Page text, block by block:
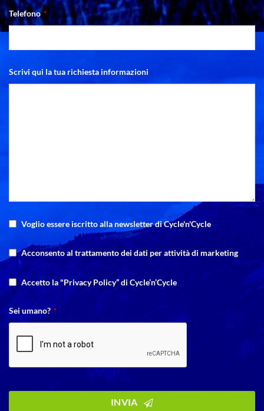
Telefono *
Scrivi qui la tua richiesta informazioni
Voglio essere iscritto alla newsletter di Cycle'n'Cycle
Acconsento al trattamento dei dati per attività di marketing
Accetto la "Privacy Policy” di Cycle’n’Cycle
Sei umano? *
INVIA